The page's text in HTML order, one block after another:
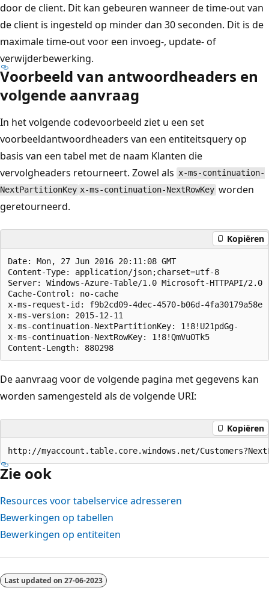
door de client. Dit kan gebeuren wanneer de time-out van
de client is ingesteld op minder dan 30 seconden. Dit is de
maximale time-out voor een invoeg-, update- of
verwijderbewerking.
Voorbeeld van antwoordheaders en
volgende aanvraag
In het volgende codevoorbeeld ziet u een set
voorbeeldantwoordheaders van een entiteitsquery op
basis van een tabel met de naam Klanten die
vervolgheaders retourneert. Zowel als x-ms-continuation-
NextPartitionKey x-ms-continuation-NextRowKey worden
geretourneerd.
Kopiëren
Date: Mon, 27 Jun 2016 20:11:08 GMT
Content-Type: application/json;charset=utf-8
Server: Windows-Azure-Table/1.0 Microsoft-HTTPAPI/
Cache-Control: no-cache
x-ms-request-id: f9b2cd09-4dec-4570-b06d-
x-ms-version: 2015-12-11
x-ms-continuation-NextPartitionKey: 1!8!U21pdGg-
x-ms-continuation-NextRowKey: 1!8!QmVuOTk5
De aanvraag voor de volgende pagina met gegevens kan
worden samengesteld als de volgende URI:
Kopiëren
Zie ook
Resources voor tabelservice adresseren
Bewerkingen op tabellen
Bewerkingen op entiteiten
Last updated on 27-06-2023